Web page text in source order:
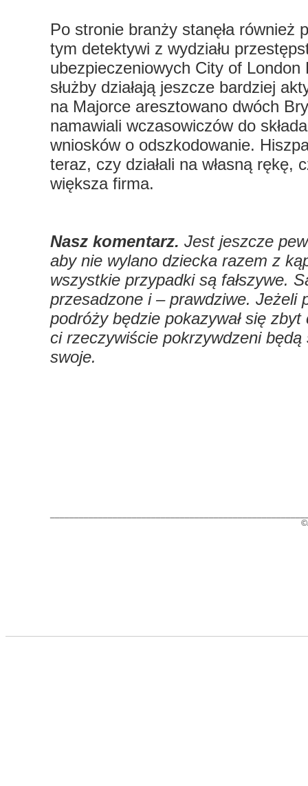
Po stronie branży stanęła również
tym detektywi z wydziału
ubezpieczeniowych City of London
służby działają jeszcze bardziej
na Majorce aresztowano dwóch
namawiali wczasowiczów do
wniosków o odszkodowanie.
teraz, czy działali na własną rękę,
większa firma.
Nasz komentarz. Jest jeszcze
aby nie wylano dziecka razem z
wszystkie przypadki są fałszywe.
przesadzone i – prawdziwe. Jeżeli
podróży będzie pokazywał się
ci rzeczywiście pokrzywdzeni
swoje.